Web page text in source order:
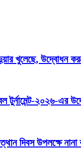
খুলেছে, উদ্বোধন
টুর্নামেন্ট-২০২৬-এর
দিবস উপলক্ষে নানা